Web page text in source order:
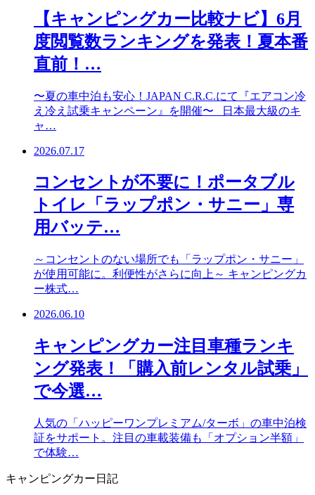
【キャンピングカー比較ナビ】6月
度閲覧数ランキングを発表！夏本番
直前！…
〜夏の車中泊も安心！JAPAN C.R.C.にて『エアコン冷
え冷え試乗キャンペーン』を開催〜 日本最大級のキ
ャ…
2026.07.17
コンセントが不要に！ポータブル
トイレ「ラップポン・サニー」専
用バッテ…
～コンセントのない場所でも「ラップポン・サニー」
が使用可能に。利便性がさらに向上～ キャンピングカ
ー株式…
2026.06.10
キャンピングカー注目車種ランキ
ング発表！「購入前レンタル試乗」
で今選…
人気の「ハッピーワンプレミアム/ターボ」の車中泊検
証をサポート。注目の車載装備も「オプション半額」
で体験…
キャンピングカー日記